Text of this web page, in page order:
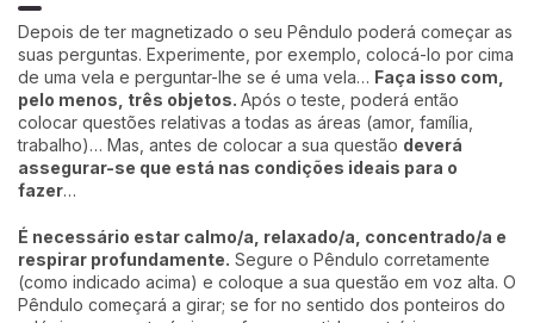
Depois de ter magnetizado o seu Pêndulo poderá começar as
suas perguntas. Experimente, por exemplo, colocá-lo por cima
de uma vela e perguntar-lhe se é uma vela… Faça isso com,
pelo menos, três objetos. Após o teste, poderá então
colocar questões relativas a todas as áreas (amor, família,
trabalho)… Mas, antes de colocar a sua questão deverá
assegurar-se que está nas condições ideais para o
fazer…
É necessário estar calmo/a, relaxado/a, concentrado/a e
respirar profundamente. Segure o Pêndulo corretamente
(como indicado acima) e coloque a sua questão em voz alta. O
Pêndulo começará a girar; se for no sentido dos ponteiros do